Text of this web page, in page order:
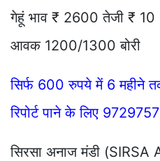
गेहूं भाव ₹ 2600 तेजी ₹ 10
आवक 1200/1300 बोरी
सिर्फ 600 रुपये में 6 महीने
रिपोर्ट पाने के लिए
सिरसा अनाज मंडी